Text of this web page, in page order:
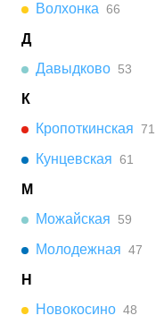
Волхонка 66
Д
Давыдково 53
К
Кропоткинская 71
Кунцевская 61
М
Можайская
59
Молодежная 47
Н
Новокосино 48